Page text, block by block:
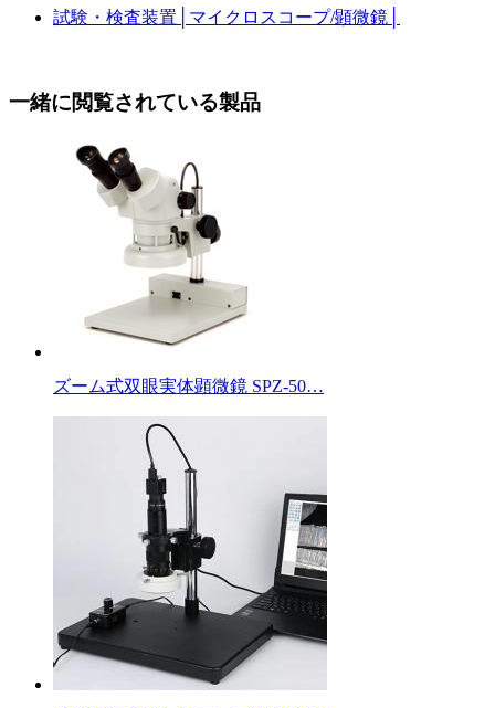
試験・検査装置 マイクロスコープ/顕微鏡
一緒に閲覧されている製品
ズーム式双眼実体顕微鏡 SPZ-50…